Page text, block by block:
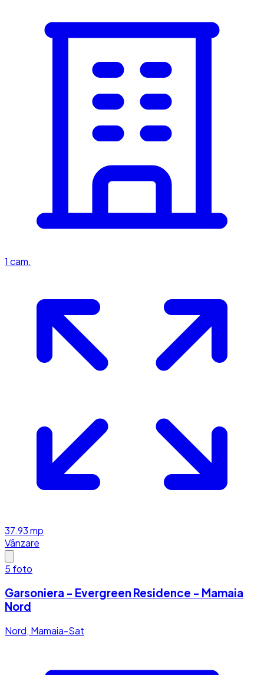
1 cam.
37.93mp
Vânzare
5 foto
Garsoniera - Evergreen Residence - Mamaia
Nord
Nord, Mamaia-Sat